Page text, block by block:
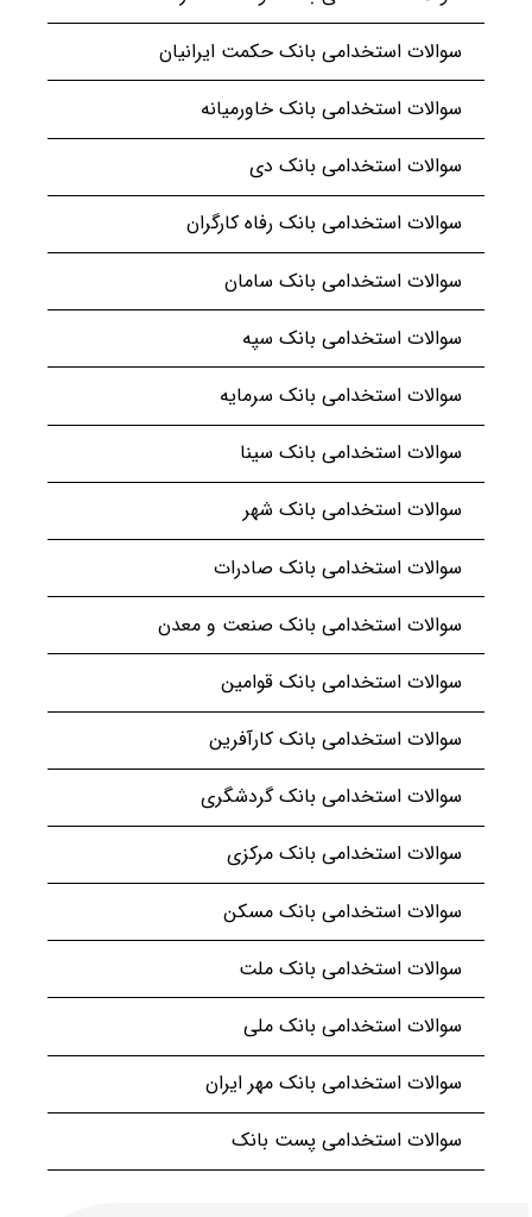
سوالات استخدامی بانک حکمت ایرانیان
سوالات استخدامی بانک خاورمیانه
سوالات استخدامی بانک دی
سوالات استخدامی بانک رفاه کارگران
سوالات استخدامی بانک سامان
سوالات استخدامی بانک سپه
سوالات استخدامی بانک سرمایه
سوالات استخدامی بانک سینا
سوالات استخدامی بانک شهر
سوالات استخدامی بانک صادرات
سوالات استخدامی بانک صنعت و معدن
سوالات استخدامی بانک قوامین
سوالات استخدامی بانک کارآفرین
سوالات استخدامی بانک گردشگری
سوالات استخدامی بانک مرکزی
سوالات استخدامی بانک مسکن
سوالات استخدامی بانک ملت
سوالات استخدامی بانک ملی
سوالات استخدامی بانک مهر ایران
سوالات استخدامی پست بانک